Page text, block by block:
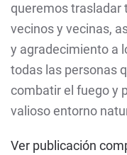
queremos trasladar
vecinos y vecinas,
y agradecimiento a
todas las personas
combatir el fuego y
valioso entorno
Ver publicación